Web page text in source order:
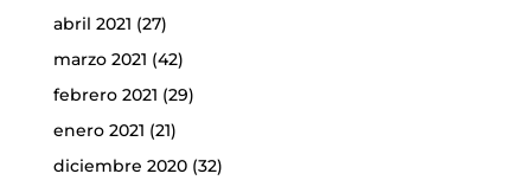
abril 2021 (27)
marzo 2021 (42)
febrero 2021 (29)
enero 2021 (21)
diciembre 2020(32)